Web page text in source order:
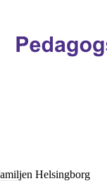
Helsingborg